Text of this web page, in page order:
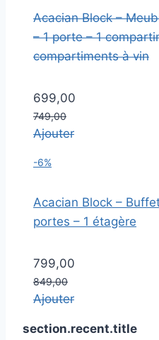
Acacian Block –
– 1 porte – 1
compartiments à vin
699,00
749,00
Ajouter
-6%
Acacian Block –
portes – 1 étagère
799,00
849,00
Ajouter
section.recent.title